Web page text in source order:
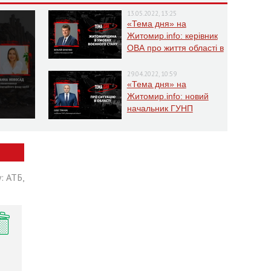
13.05.2022, 13:25
«Тема дня» на
Житомир.info: керівник
ОВА про життя області в
29.04.2022, 10:59
«Тема дня» на
Житомир.info: новий
начальник ГУНП
АТБ,